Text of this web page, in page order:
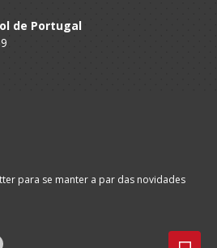
de Portugal
para se manter a par das novidades